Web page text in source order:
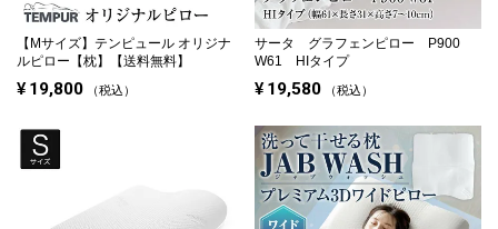
【Mサイズ】 テンピュール オリジナ
ルピロー【枕】【送料無料】
¥ 19,800 税込
サータ グラフェンピロー P900
W61 HIタイプ
¥ 19,580 税込